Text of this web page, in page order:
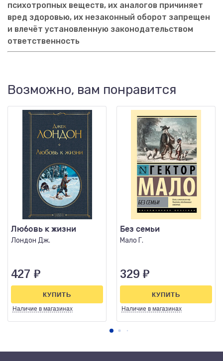
психотропных веществ, их аналогов причиняет
вред здоровью, их незаконный оборот запрещен
и влечёт установленную законодательством
ответственность
Возможно, вам понравится
Любовь к жизни
Лондон Дж.
427 ₽
Наличие в магазинах
КУПИТЬ
Без семьи
Мало Г.
329 ₽
Наличие в магазинах
КУПИТЬ